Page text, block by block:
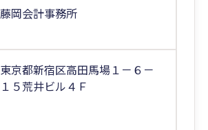
藤岡会計事務所
東京都新宿区高田馬場１－６－
１５荒井ビル４Ｆ